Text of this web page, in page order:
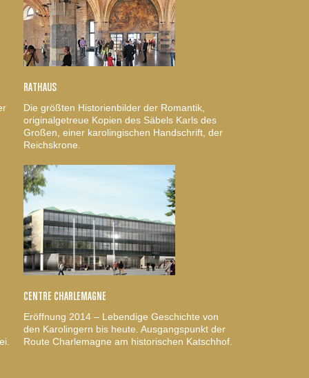
RATHAUS
Die größten Historienbilder der Romantik,
originalgetreue Kopien des Säbels Karls des
Großen, einer karolingischen Handschrift, der
Reichskrone.
CENTRE CHARLEMAGNE
Eröffnung 2014 – Lebendige Geschichte von
den Karolingern bis heute. Ausgangspunkt der
Route Charlemagne am historischen Katschhof.